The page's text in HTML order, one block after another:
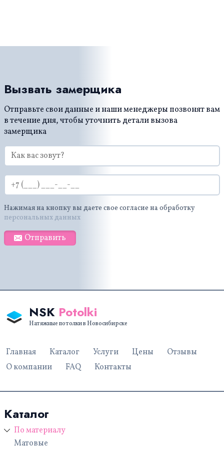
Вызвать замерщика
Отправьте свои данные и наши менеджеры позвонят вам
в течение дня, чтобы уточнить детали вызова
замерщика
Нажимая на кнопку вы даете свое согласие на обработку
персональных данных
Отправить
NSK Potolki
Натяжные потолки в Новосибирске
Главная Каталог Услуги Цены
Отзывы
О компании
FAQ Контакты
Каталог
По материалу
Матовые